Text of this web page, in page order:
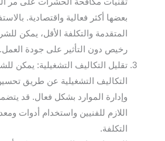
بعضها أكثر فعالية واقتصادية.
المتقدمة والتكلفة الأقل، يمكن
رخيص دون التأثير على جودة العمل.
تقليل التكاليف التشغيلية: يمكن
التكاليف التشغيلية عن طريق
وإدارة الموارد بشكل فعال. قد
اللازم للفنيين واستخدام أدوات
التكلفة.